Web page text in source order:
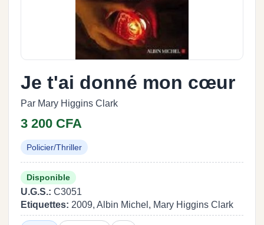
Je t'ai donné mon cœur
Par Mary Higgins Clark
3 200 CFA
Policier/Thriller
Disponible
U.G.S.: C3051
Etiquettes: 2009, Albin Michel, Mary Higgins Clark